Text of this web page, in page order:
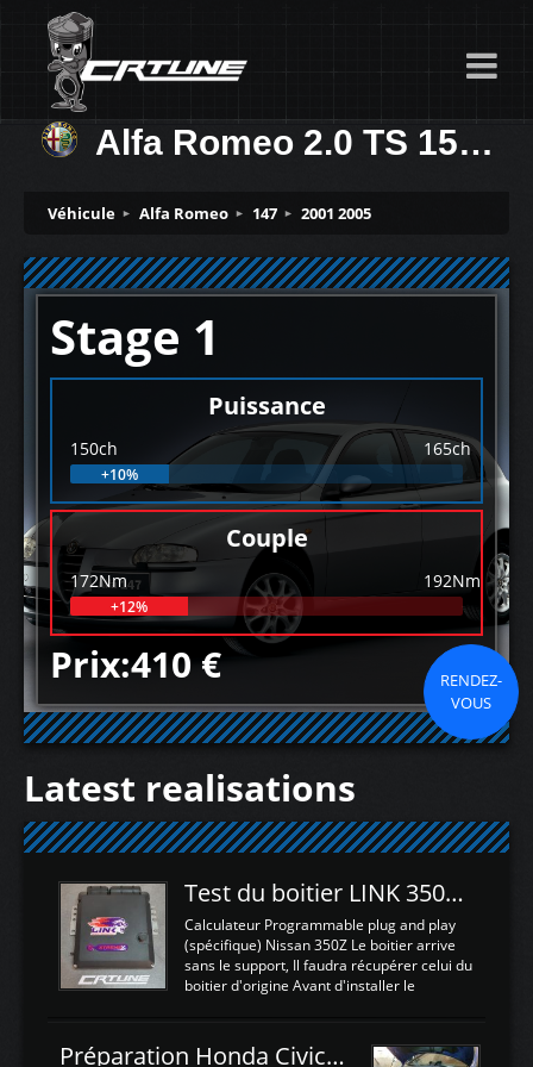
Alfa Romeo 2.0 TS 150ch
Véhicule Alfa Romeo 147 2001 2005
Stage 1
Puissance
150ch 165ch
+10%
Couple
172Nm 192Nm
+12%
Prix:410 €
RENDEZ-
VOUS
Latest realisations
Test du boitier LINK 350Z Plugin ECU
Calculateur Programmable plug and play
(spécifique) Nissan 350Z Le boitier arrive
sans le support, Il faudra récupérer celui du
boitier d'origine Avant d'installer le
d'envoyer l'information de la large bande
Préparation Honda Civic Type R FK2